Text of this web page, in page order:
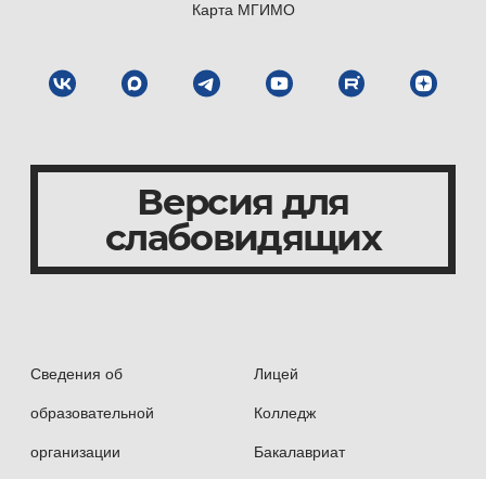
Сведения об
образовательной
организации
Лицей
Колледж
Бакалавриат
Карта МГИМО
Версия для
слабовидящих